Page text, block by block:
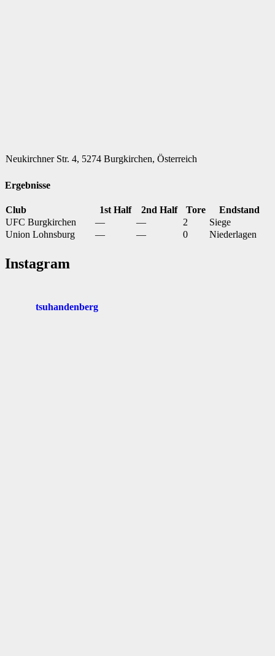
Neukirchner Str. 4, 5274 Burgkirchen, Österreich
Ergebnisse
Club 1st Half 2nd Half Tore
Endstand
UFC Burgkirchen
— — 2
Siege
Union Lohnsburg
— — 0 Niederlagen
Instagram
tsuhandenberg